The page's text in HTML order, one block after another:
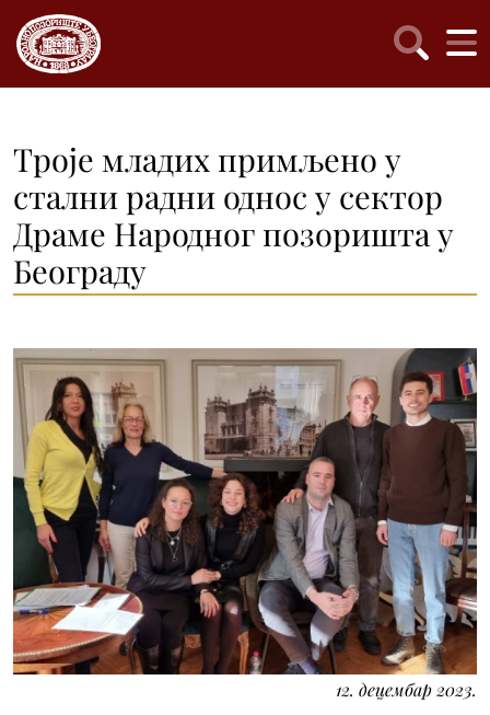
Троје младих примљено у
стални радни однос у сектор
Драме Народног позоришта у
Београду
12. децембар 2023.